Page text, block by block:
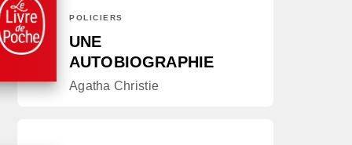
POLICIERS
UNE
AUTOBIOGRAPHIE
Agatha Christie